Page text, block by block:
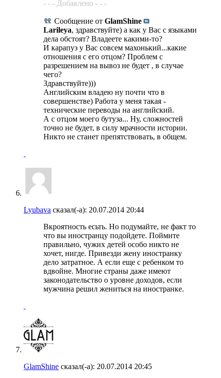
- - - Добавлено - - -
Сообщение от GlamShine
Larileya, здравствуйте) а как у Вас с языками
дела обстоят? Владеете какими-то?
И карапуз у Вас совсем махонький...какие
отношения с его отцом? Проблем с
разрешением на вывоз не будет , в случае
чего?
Здравствуйте)))
Английским владею ну почти что в
совершенстве) Работа у меня такая -
технические переводы на английский.
А с отцом моего бутуза... Ну, сложностей
точно не будет, в силу мрачности истории.
Никто не станет препятствовать, в общем.
Lyubava сказал(-а): 20.07.2014 20:44
Вкроятность есьть. Но подумайте, не факт то
что вы иностранцу подойдете. Поймите
правильно, чужих детей особо никто не
хочет, нигде. Привезди жену иностранку
дело затратное. А если еще с ребенком то
вдвойне. Многие страны даже имеют
законодательство о уровне доходов, если
мужчина решил жениться на иностранке.
GlamShine сказал(-а): 20.07.2014 20:45